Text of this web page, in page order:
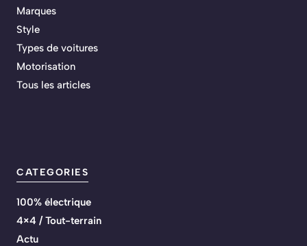
Marques
Style
Types de voitures
Motorisation
Tous les articles
CATEGORIES
100% électrique
4×4 / Tout-terrain
Actu